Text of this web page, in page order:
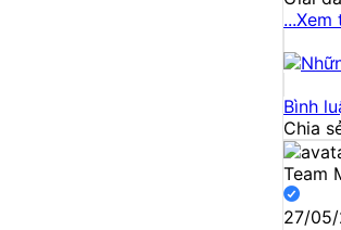
...Xem
Bình
Chia
Team
27/